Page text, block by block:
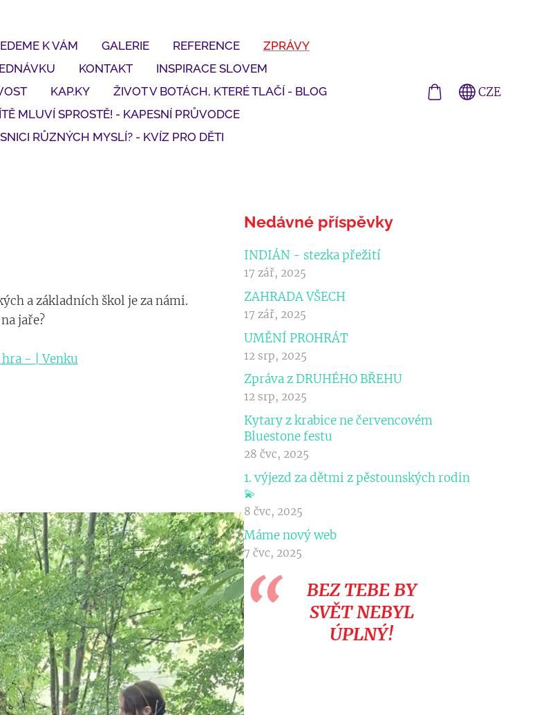
K VÁM GALERIE REFERENCE
ZPRÁVY
KONTAKT
INSPIRACE SLOVEM
KAP.KY
ŽIVOT V BOTÁCH, KTERÉ TLAČÍ - BLOG
MLUVÍ SPROSTĚ! - KAPESNÍ PRŮVODCE
RŮZNÝCH MYSLÍ? - KVÍZ PRO DĚTI
CZE
Nedávné příspěvky
INDIÁN - stezka přežití
17 zář, 2025
ZAHRADA VŠECH
17 zář, 2025
UMĚNÍ PROHRÁT
12 srp, 2025
Zpráva z DRUHÉHO BŘEHU
12 srp, 2025
Kytary z krabice ne červencovém
Bluestone festu
28 čvc, 2025
1. výjezd za dětmi z pěstounských rodin
💫
8 čvc, 2025
Máme nový web
7 čvc, 2025
BEZ TEBE BY
SVĚT NEBYL
ÚPLNÝ!
a základních škol je za námi.
jaře?
- | Venku